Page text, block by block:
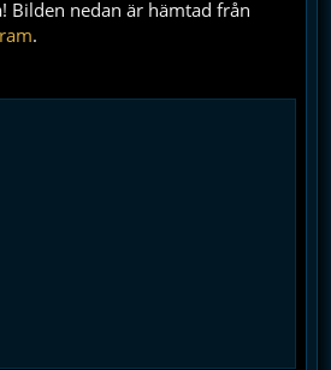
Bilden nedan är hämtad från
.